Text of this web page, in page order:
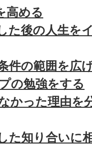
高める
た後の人生を
件の範囲を広
の勉強をする
かった理由を
た知り合いに